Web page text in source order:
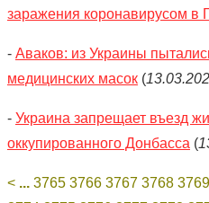
заражения коронавирусом в
- Аваков: из Украины
медицинских масок (
- Украина запрещает въезд
оккупированного Донбасса (
< ... 3765 3766 3767 3768 3769